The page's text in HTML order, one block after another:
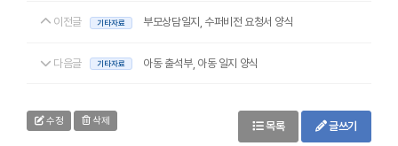
이전글 기타자료 부모상담일지, 수퍼비전 요청서 양식
다음글 기타자료 아동 출석부, 아동 일지 양식
수정 삭제 목록 글쓰기